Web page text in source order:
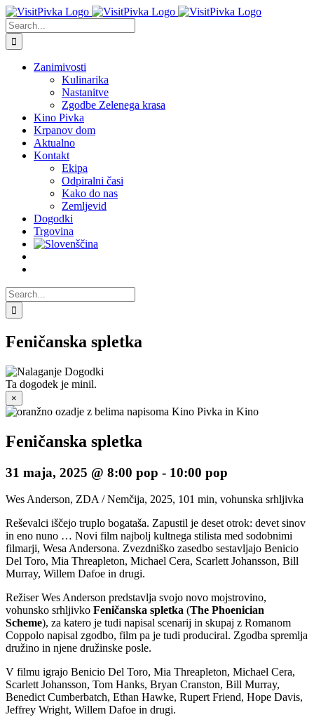
Skip
to
content
Search
for:
Zanimivosti
Kulinarika
Nastanitve
Zgodbe Zelenega krasa
Kino Pivka
Krpanov dom
Aktualno
Kontakt
Ekipa
Odpiralni časi
Kako do nas
Zemljevid
Dogodki
Trgovina
Search
for:
Feničanska spletka
Ta dogodek je minil.
×
Feničanska spletka
31 maja, 2025 @ 8:00 pop - 10:00 pop
Wes Anderson, ZDA / Nemčija, 2025, 101 min, vohunska srhljivka
Reševalci iščejo truplo bogataša. Zapustil je deset otrok: devet sinov
in eno nuno … Novi film najbolj kultnega stilista med sodobnimi
filmarji, Wesa Andersona. Zvezdniško zasedbo sestavljajo Benicio
Del Toro, Mia Threapleton, Michael Cera, Scarlett Johansson, Bill
Murray, Willem Dafoe in drugi.
Režiser Wes Anderson predstavlja svojo novo mojstrovino,
vohunsko srhljivko Feničanska spletka (The Phoenician
Scheme), za katero je tudi napisal scenarij in skupaj z Romanom
Coppolo napisal zgodbo, film pa je tudi produciral. Zgodba spremlja
družino in njene družinske posle.
V filmu igrajo Benicio Del Toro, Mia Threapleton, Michael Cera,
Scarlett Johansson, Tom Hanks, Bryan Cranston, Bill Murray,
Benedict Cumberbatch, Ethan Hawke, Rupert Friend, Hope Davis,
Jeffrey Wright, Willem Dafoe in drugi.